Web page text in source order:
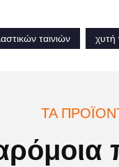
ταινιών χυτή
ΤΑ